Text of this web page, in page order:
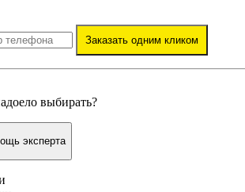
Заказать одним кликом
выбирать?
эксперта